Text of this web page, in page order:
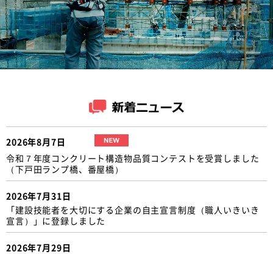
2026年8月7日
令和７年度コンクリート構造物品質コンテストを受賞しました
（下戸田ランプ橋、番屋橋）
2026年7月31日
「建設技能者を大切にする企業の自主宣言制度（職人いきいき
宣言）」に登録しました
2026年7月29日